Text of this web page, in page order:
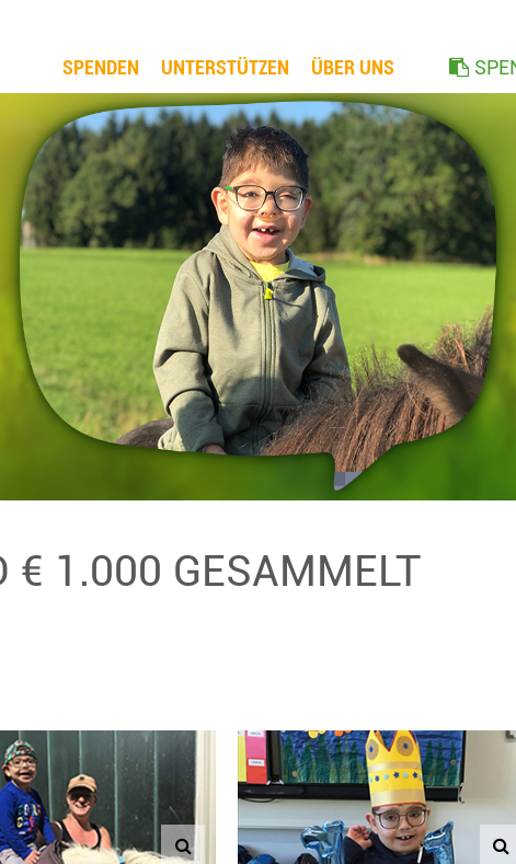
SPENDEN UNTERSTÜTZEN ÜBER UNS
€ 1.000 GESAMMELT